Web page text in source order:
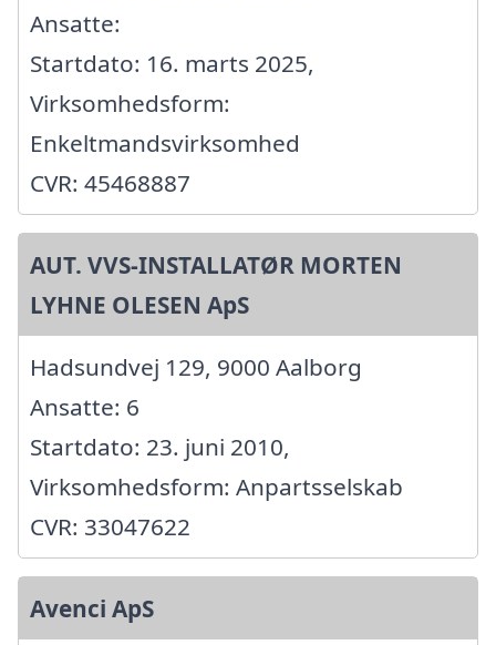
Ansatte:
Startdato: 16. marts 2025,
Virksomhedsform:
Enkeltmandsvirksomhed
CVR: 45468887
AUT. VVS-INSTALLATØR MORTEN
LYHNE OLESEN ApS
Hadsundvej 129, 9000 Aalborg
Ansatte: 6
Startdato: 23. juni 2010,
Virksomhedsform: Anpartsselskab
CVR: 33047622
Avenci ApS